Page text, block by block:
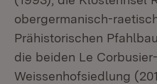
obergermanisch-
Prähistorischen
die beiden Le
Weissenhofsiedlung